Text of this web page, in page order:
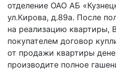
отделение ОАО АБ
ул.Кирова, д.89а. После
на реализацию квартиры,
покупателем договор
от продажи квартиры
производите полное